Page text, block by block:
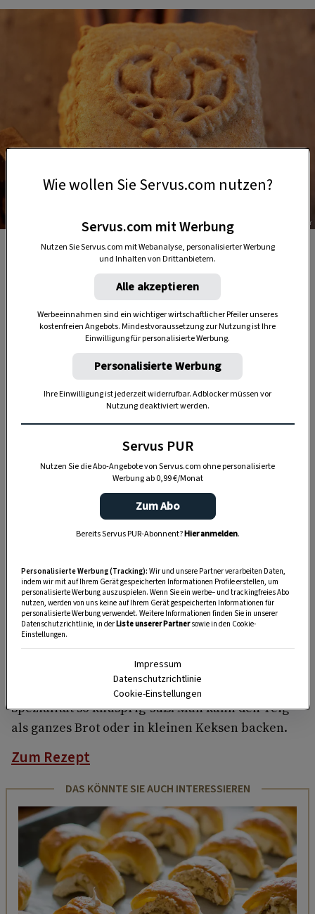
Foto: Peter M. Mayr
Honigbrot
„Servus Garten“ auf WhatsApp
Nutzen Sie WhatsApp auf Ihrem Handy und lieben es, auf
Zimmerpflanzen.
HIER MEHR ERFAHREN
Zwei verschiedene Mehlsorten und eine
ordentliche Portion Honig machen diese
Spezialität so knusprig-süß. Man kann den Teig
als ganzes Brot oder in kleinen Keksen backen.
Zum Rezept
DAS KÖNNTE SIE AUCH INTERESSIEREN
Wie wollen Sie Servus.com nutzen?
Servus.com mit Werbung
Nutzen Sie Servus.com mit Webanalyse, personalisierter Werbung
und Inhalten von Drittanbietern.
Alle akzeptieren
Werbeeinnahmen sind ein wichtiger wirtschaftlicher Pfeiler unseres
kostenfreien Angebots. Mindestvoraussetzung zur Nutzung ist Ihre
Einwilligung für personalisierte Werbung.
Personalisierte Werbung
Ihre Einwilligung ist jederzeit widerrufbar. Adblocker müssen vor
Nutzung deaktiviert werden.
Servus PUR
Nutzen Sie die Abo-Angebote von Servus.com ohne personalisierte
Werbung ab 0,99 €/Monat
Zum Abo
Bereits Servus PUR-Abonnent?Hier anmelden.
Personalisierte Werbung (Tracking): Wir und unsere Partner verarbeiten Daten,
indem wir mit auf Ihrem Gerät gespeicherten Informationen Profile erstellen, um
personalisierte Werbung auszuspielen. Wenn Sie ein werbe– und trackingfreies Abo
nutzen, werden von uns keine auf Ihrem Gerät gespeicherten Informationen für
personalisierte Werbung verwendet. Weitere Informationen finden Sie in unserer
Datenschutzrichtlinie, in derListe unserer Partnersowie in den Cookie-
Einstellungen.
Impressum
Datenschutzrichtlinie
Cookie-Einstellungen